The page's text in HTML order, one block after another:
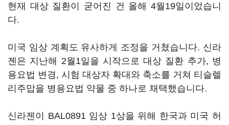
현재 대상 질환이 굳어진 건 올해 4월19일이었습니
다.
미국 임상 계획도 유사하게 조정을 거쳤습니다. 신라
젠은 지난해 2월1일을 시작으로 대상 질환 추가, 병
용요법 변경, 시험 대상자 확대와 축소를 거쳐 티슬렐
리주맙을 병용요법 약물 중 하나로 채택했습니다.
신라젠이 BAL0891 임상 1상을 위해 한국과 미국 허